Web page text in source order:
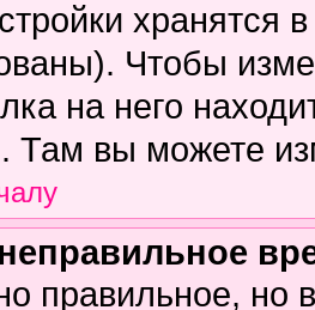
хранятся
Чтобы
на него
Там вы можете
правильное, но